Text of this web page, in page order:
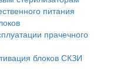
питания
прачечного
блоков СКЗИ